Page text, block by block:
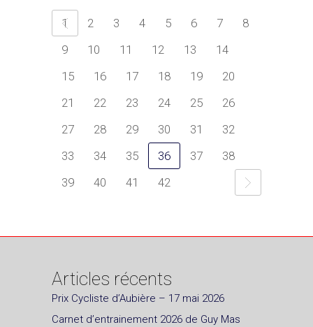
1 2 3 4 5 6 7
8
9
10 11 12 13
14
15
16 17 18 19
20
21
22 23 24 25
26
27
28 29 30 31
32
33
34 35 36 37
38
39
40 41 42
Articles récents
Prix Cycliste d’Aubière – 17 mai 2026
Carnet d’entrainement 2026 de Guy Mas